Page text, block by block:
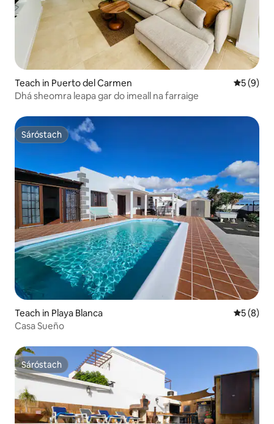
Teach in Puerto del Carmen
5 (9)
Dhá sheomra leapa gar do imeall na farraige
Sáróstach
Sáróstach
Teach in Playa Blanca
5 (8)
Casa Sueño
Sáróstach
Sáróstach